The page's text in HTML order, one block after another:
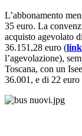
L’abbonamento
35 euro. La
acquisto agevolato
36.151,28 euro (link
l’agevolazione),
Toscana, con un
36.001, e di 22